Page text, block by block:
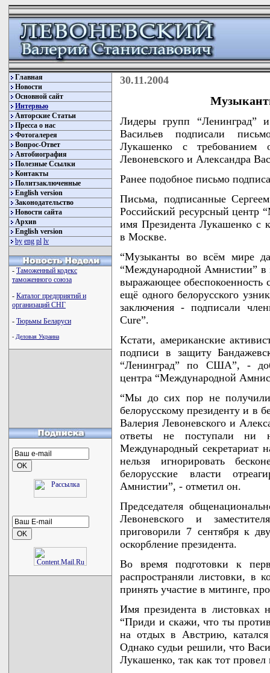
Главная
Новости
Основной сайт
Интервью
Авторские Статьи
Пресса о нас
Фотогалерея
Вопрос-Ответ
Автобиография
Полезные Ссылки
Контакты
Политзаключенные
English version
Законодательство
Новости сайта
Архив
English version
by eng pl lv
- Таможенный кодекс
таможенного союза
- Каталог предприятий и
организаций СНГ
- Тюрьмы Беларуси
- Деловая Украина
30.11.2004
Лидеры групп “Ленинград”
Васильев подписали
Лукашенко с требованием
Левоневского и Александра
Ранее подобное письмо
Письма, подписанные
Российский ресурсный центр
имя Президента Лукашенко с
в Москве.
“Музыканты во всём мире
“Международной Амнистии” в
выражающее обеспокоенность
ещё одного белорусского
заключения - подписали
Cure”.
Кстати, американские
подписи в защиту
“Ленинград” по США”, -
центра “Международной
“Мы до сих пор не
белорусскому президенту и в
Валерия Левоневского и
ответы не поступали ни
Международный секретариат
нельзя игнорировать
белорусские власти
Амнистии”, - отметил он.
Председателя
Левоневского и
приговорили 7 сентября к
оскорбление президента.
Во время подготовки к
распространяли листовки, в
принять участие в митинге,
Имя президента в листовках
“Приди и скажи, что ты
на отдых в Австрию,
Однако судьи решили, что
Лукашенко, так как тот